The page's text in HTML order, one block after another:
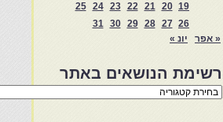
19
20
21
22
23
24
25
26
27
28
29
30
31
« אפר
יונ »
רשימת הנושאים באתר
רשימת
הנושאים